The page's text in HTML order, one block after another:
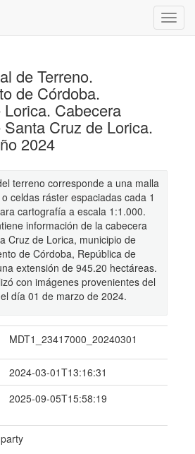
de Terreno.
de Córdoba.
Cabecera
Cruz de Lorica.
2024
terreno corresponde a una malla
celdas ráster espaciadas cada 1
cartografía a escala 1:1.000.
información de la cabecera
Cruz de Lorica, municipio de
de Córdoba, República de
extensión de 945.20 hectáreas.
con imágenes provenientes del
día 01 de marzo de 2024.
MDT1_23417000_20240301
2024-03-01T13:16:31
2025-09-05T15:58:19